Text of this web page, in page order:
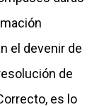
el devenir de
de
es lo